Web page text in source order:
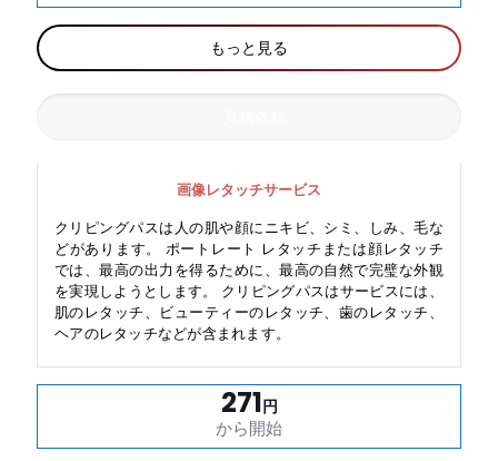
もっと見る
画像レタッチサービス
クリピングパスは人の肌や顔にニキビ、シミ、しみ、毛な
どがあります。 ポートレート レタッチまたは顔レタッチ
では、最高の出力を得るために、最高の自然で完璧な外観
を実現しようとします。 クリピングパスはサービスには、
肌のレタッチ、ビューティーのレタッチ、歯のレタッチ、
ヘアのレタッチなどが含まれます。
271円
から開始